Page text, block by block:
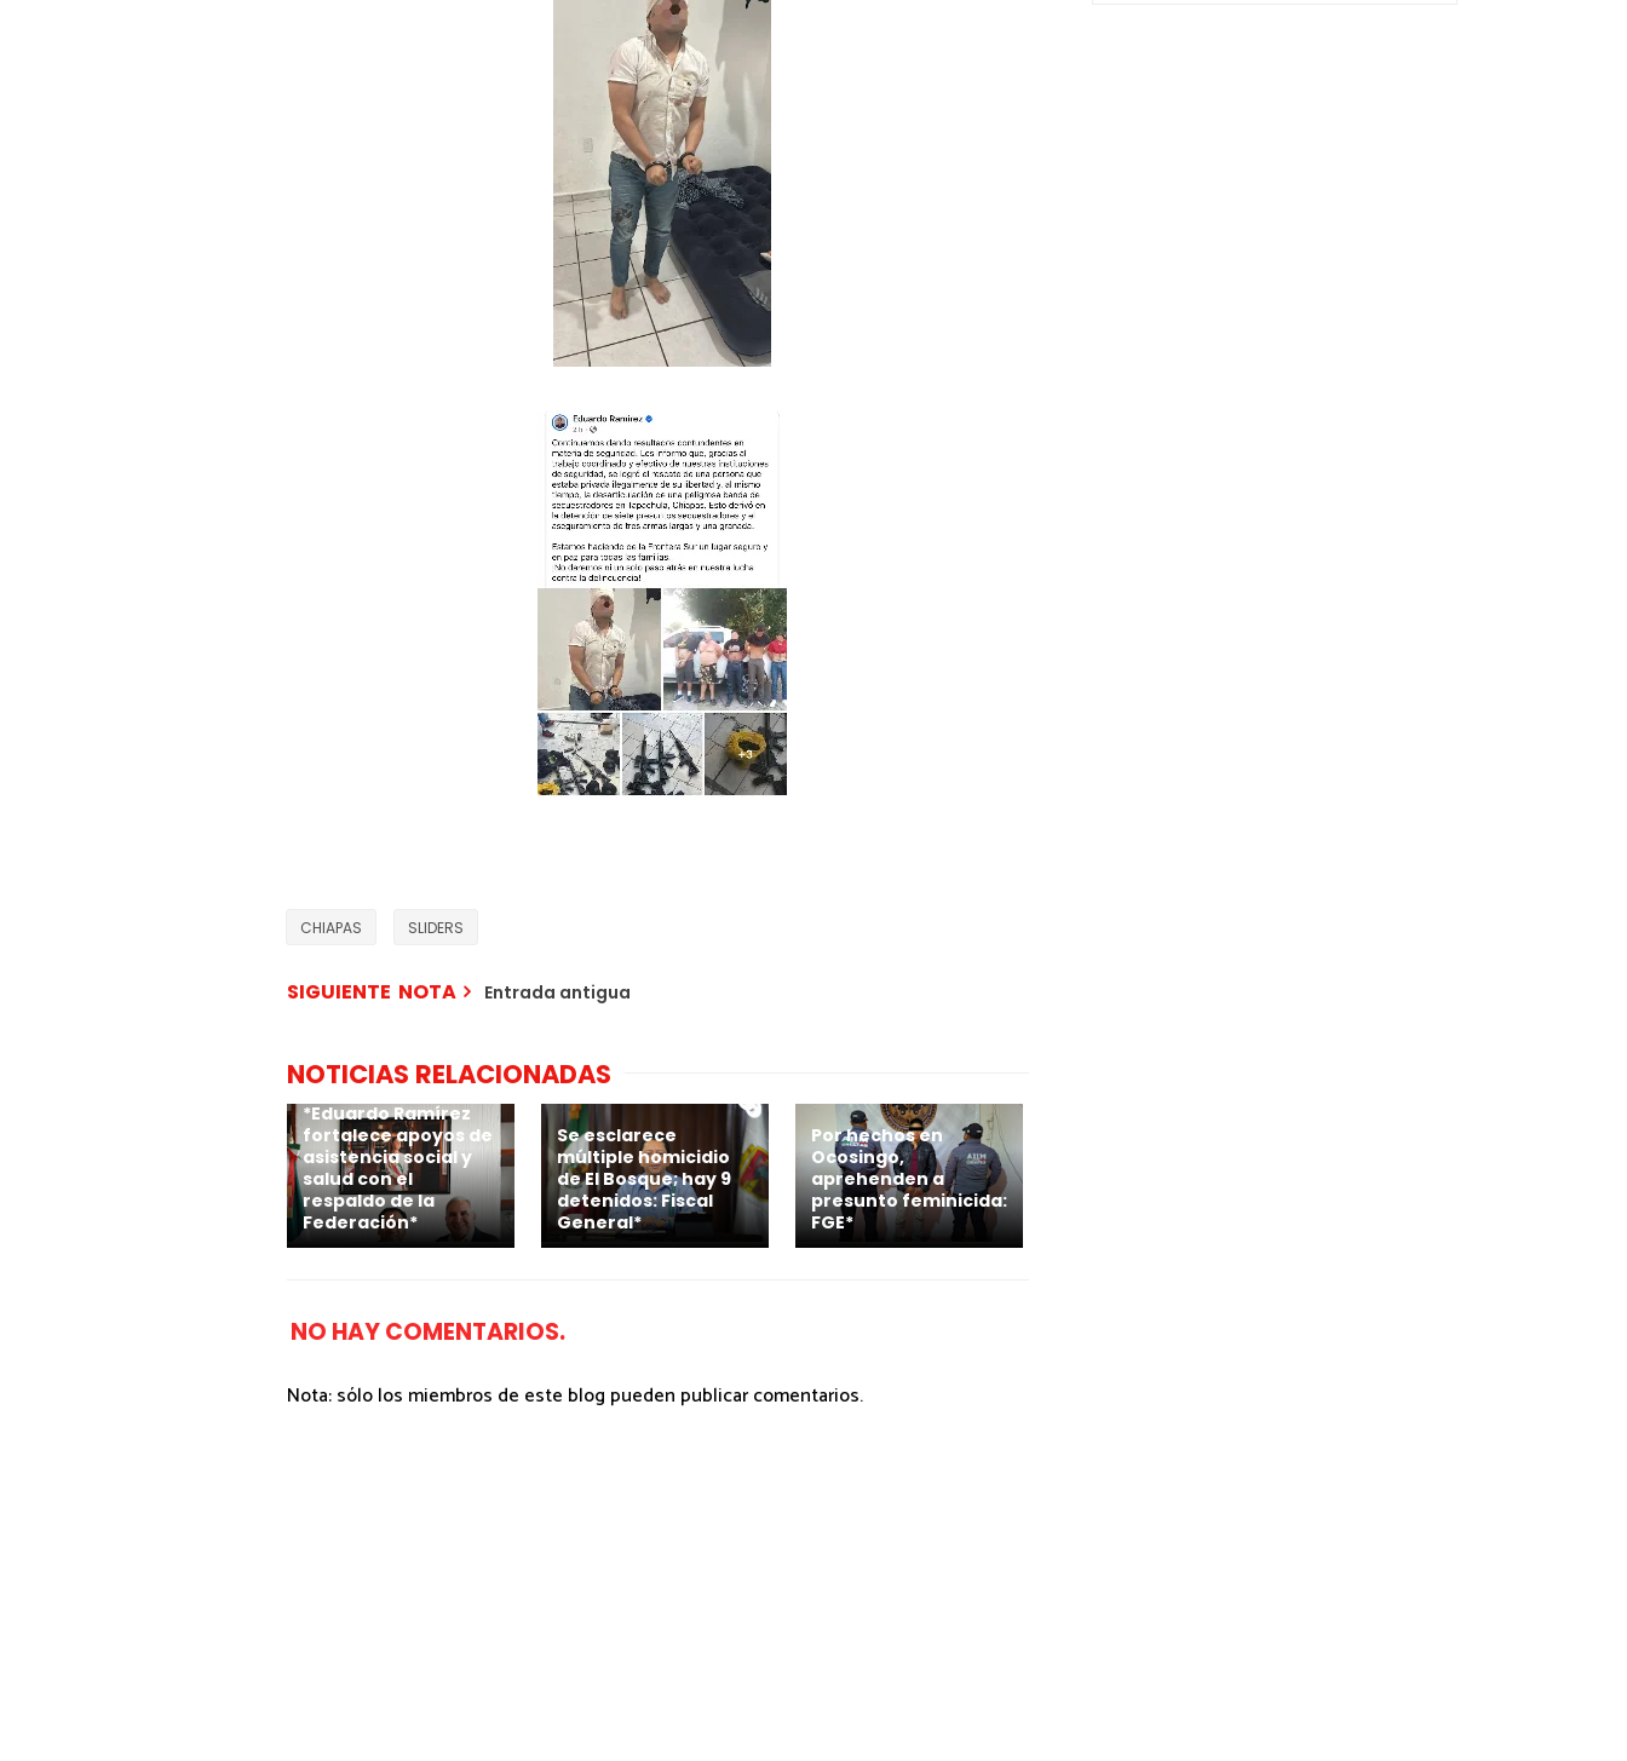
CHIAPAS SLIDERS
SIGUIENTE NOTA Entrada antigua
NOTICIAS RELACIONADAS
*Eduardo Ramírez
fortalece apoyos de
asistencia social y
salud con el
respaldo de la
Federación*
Se esclarece
múltiple homicidio
de El Bosque; hay 9
detenidos: Fiscal
General*
Por hechos en
Ocosingo,
aprehenden a
presunto feminicida:
FGE*
NO HAY COMENTARIOS.
Nota: sólo los miembros de este blog pueden publicar comentarios.